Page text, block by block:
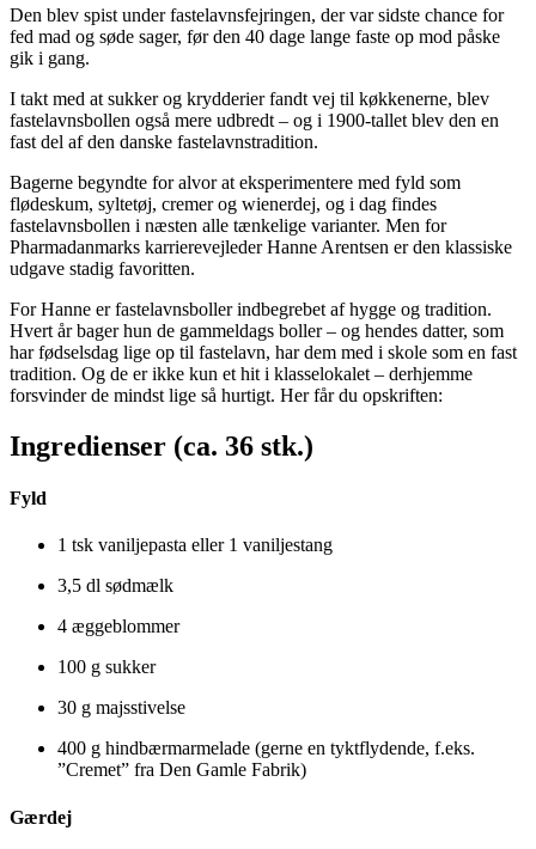
Den blev spist under fastelavnsfejringen, der var sidste chance for
fed mad og søde sager, før den 40 dage lange faste op mod påske
gik i gang.
I takt med at sukker og krydderier fandt vej til køkkenerne, blev
fastelavnsbollen også mere udbredt – og i 1900-tallet blev den en
fast del af den danske fastelavnstradition.
Bagerne begyndte for alvor at eksperimentere med fyld som
flødeskum, syltetøj, cremer og wienerdej, og i dag findes
fastelavnsbollen i næsten alle tænkelige varianter. Men for
Pharmadanmarks karrierevejleder Hanne Arentsen er den klassiske
udgave stadig favoritten.
For Hanne er fastelavnsboller indbegrebet af hygge og tradition.
Hvert år bager hun de gammeldags boller – og hendes datter, som
har fødselsdag lige op til fastelavn, har dem med i skole som en fast
tradition. Og de er ikke kun et hit i klasselokalet – derhjemme
forsvinder de mindst lige så hurtigt. Her får du opskriften:
Ingredienser (ca. 36 stk.)
Fyld
1 tsk vaniljepasta eller 1 vaniljestang
3,5 dl sødmælk
4 æggeblommer
100 g sukker
30 g majsstivelse
400 g hindbærmarmelade (gerne en tyktflydende, f.eks.
”Cremet” fra Den Gamle Fabrik)
Gærdej